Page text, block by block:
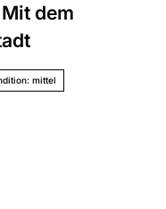
dem
mittel